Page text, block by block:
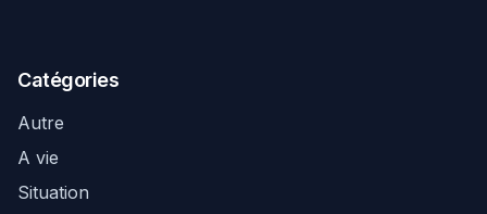
Catégories
Autre
A vie
Situation